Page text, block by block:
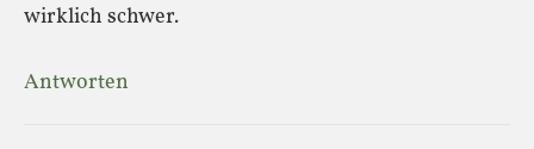
wirklich schwer.
Antworten